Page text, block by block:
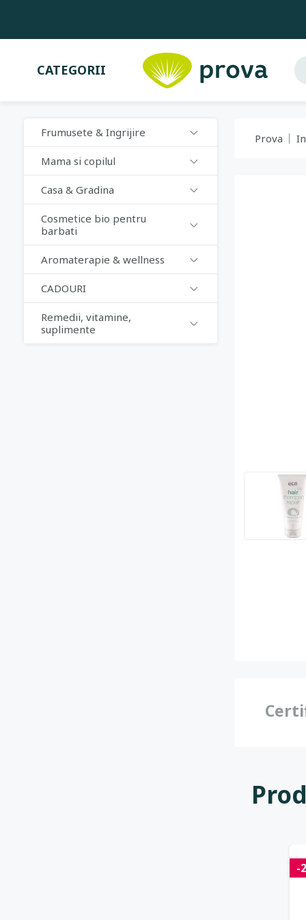
CATEGORII
Frumusete & Ingrijire
Mama si copilul
Casa & Gradina
Cosmetice bio pentru
barbati
Aromaterapie & wellness
CADOURI
Remedii, vitamine,
suplimente
Prova
-